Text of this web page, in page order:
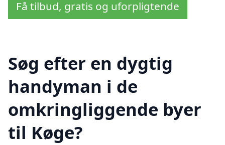
Få tilbud, gratis og uforpligtende
Søg efter en dygtig
handyman i de
omkringliggende byer
til Køge?